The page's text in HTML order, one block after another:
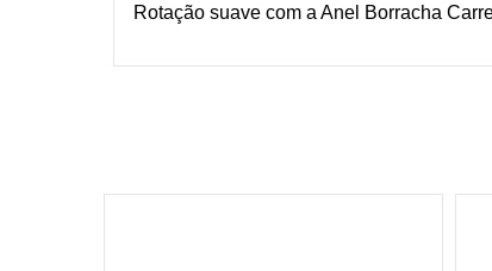
Rotação suave com a Anel Borracha